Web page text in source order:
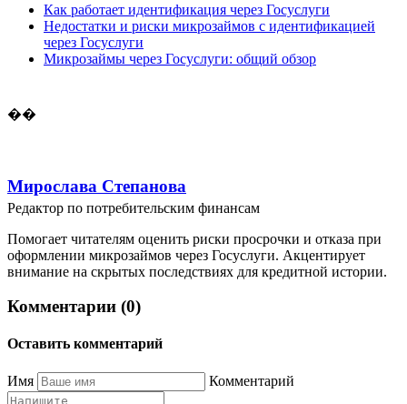
Как работает идентификация через Госуслуги
Недостатки и риски микрозаймов с идентификацией
через Госуслуги
Микрозаймы через Госуслуги: общий обзор
��
Мирослава Степанова
Редактор по потребительским финансам
Помогает читателям оценить риски просрочки и отказа при
оформлении микрозаймов через Госуслуги. Акцентирует
внимание на скрытых последствиях для кредитной истории.
Комментарии (0)
Оставить комментарий
Имя Комментарий